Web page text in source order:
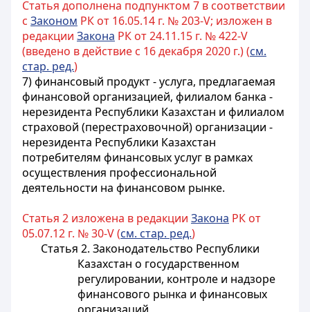
Статья дополнена подпунктом 7 в соответствии
с Законом РК от 16.05.14 г. № 203-V; изложен в
редакции Закона РК от 24.11.15 г. № 422-V
(введено в действие с 16 декабря 2020 г.) (см.
стар. ред.)
7)финансовый продукт - услуга, предлагаемая
финансовой организацией, филиалом банка -
нерезидента Республики Казахстан и филиалом
страховой (перестраховочной) организации -
нерезидента Республики Казахстан
потребителям финансовых услуг в рамках
осуществления профессиональной
деятельности на финансовом рынке.
Статья 2 изложена в редакции Закона РК от
05.07.12 г. № 30-V (см. стар. ред.)
Статья 2. Законодательство Республики
Казахстан о государственном
регулировании, контроле и надзоре
финансового рынка и финансовых